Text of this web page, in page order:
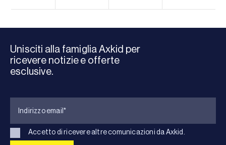
Unisciti alla famiglia Axkid per
ricevere notizie e offerte
esclusive.
Accetto di ricevere altre comunicazioni da Axkid.